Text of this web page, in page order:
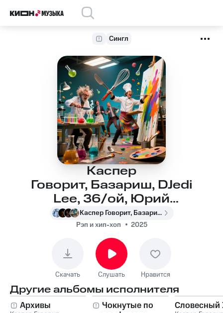
Сингл
Каспер
Говорит, Базариш, DJedi
Lee, 36/ой, Юрий
SLEZA - Чокнутые по
профессии
Каспер Говорит, Базариш, DJedi Lee, 36/ой, Юрий SLEZA
Рэп и хип-хоп
2025
Скачать Слушать Нравится
Другие альбомы исполнителя
Архивы
Чокнутые по
Словесный